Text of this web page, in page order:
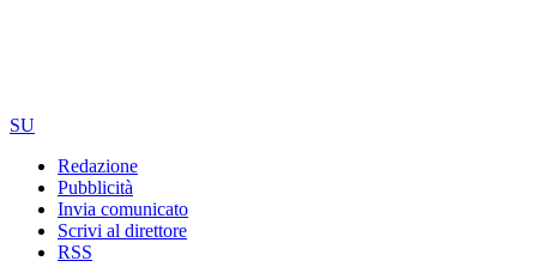
SU
Redazione
Pubblicità
Invia comunicato
Scrivi al direttore
RSS